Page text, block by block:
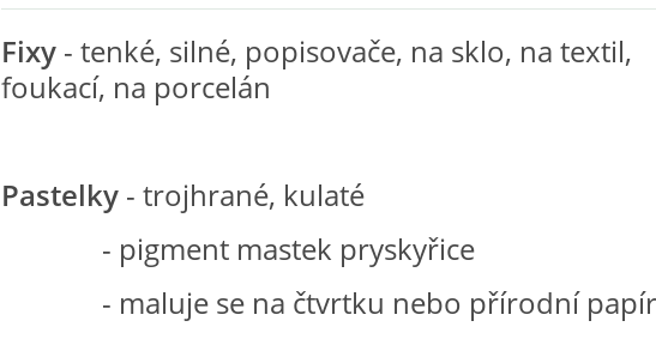
Fixy - tenké, silné, popisovače, na sklo, na textil,
foukací, na porcelán
Pastelky - trojhrané, kulaté
- pigment mastek pryskyřice
- maluje se na čtvrtku nebo přírodní papír